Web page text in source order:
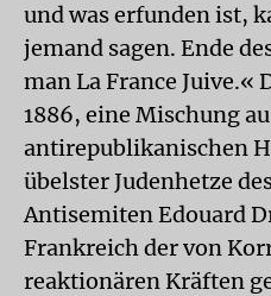
und was erfunden ist,
jemand sagen. Ende
man La France Juive.«
1886, eine Mischung
antirepublikanischen
übelster Judenhetze
Antisemiten Edouard
Frankreich der von
reaktionären Kräften